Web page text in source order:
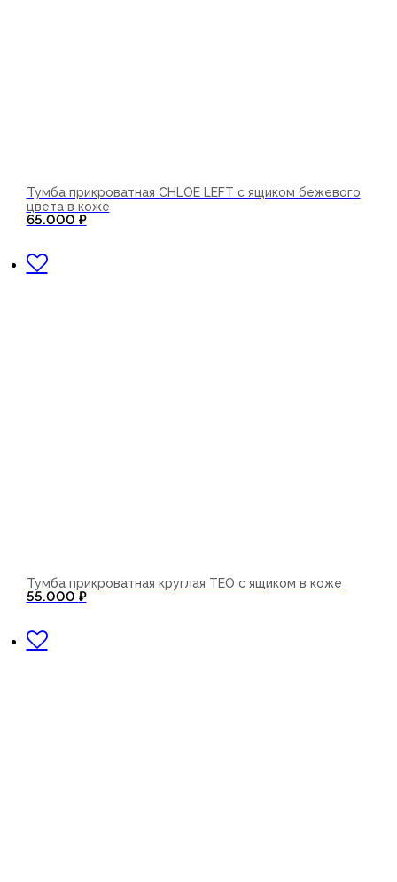
Тумба прикроватная CHLOE LEFT с ящиком бежевого
цвета в коже
65.000 ₽
Тумба прикроватная круглая TEO с ящиком в коже
55.000 ₽